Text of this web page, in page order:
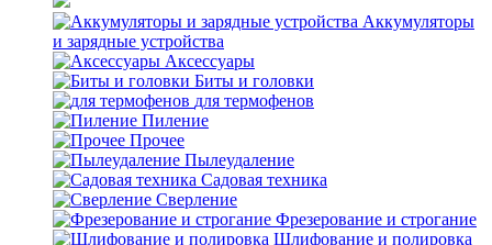
Аккумуляторы
и зарядные устройства
Аксессуары
Биты и головки
для термофенов
Пиление
Прочее
Пылеудаление
Садовая техника
Сверление
Фрезерование и строгание
Шлифование и полировка